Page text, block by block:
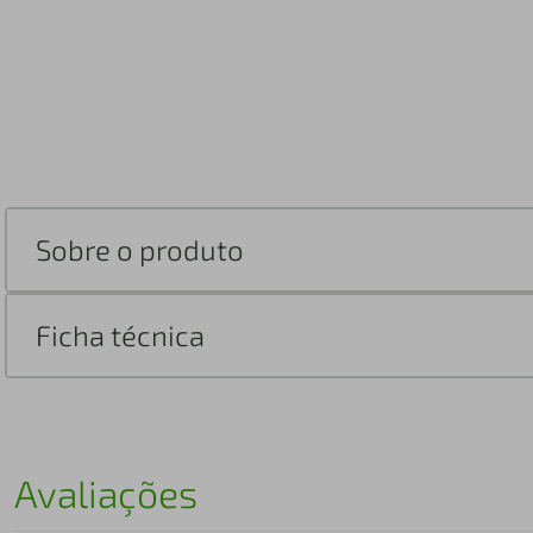
Sobre o produto
Ficha técnica
Avaliações